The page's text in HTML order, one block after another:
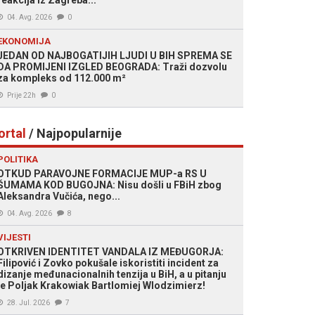
04. Avg. 2026 0
OD NAJBOGATIJIH LJUDI U BIH SPREMA SE
PROMIJENI IZGLED BEOGRADA: Traži dozvolu
kompleks od 112.000 m²
Prije 22h 0
/ Najpopularnije
PARAVOJNE FORMACIJE MUP-a RS U
KOD BUGOJNA: Nisu došli u FBiH zbog
Vučića, nego...
04. Avg. 2026 8
IDENTITET VANDALA IZ MEĐUGORJA:
i Zovko pokušale iskoristiti incident za
međunacionalnih tenzija u BiH, a u pitanju
Poljak Krakowiak Bartlomiej Wlodzimierz!
28. Jul. 2026 7